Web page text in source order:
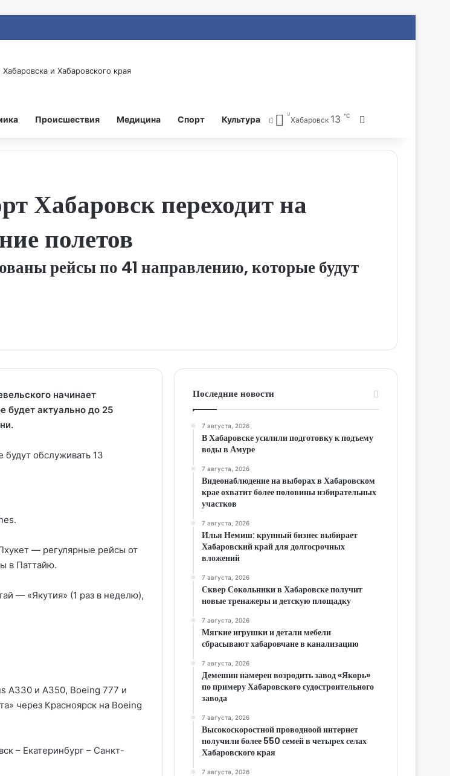
Происшествия Медицина Спорт Культура Хабаровск 13 ℃
Хабаровск переходит на
полетов
рейсы по 41 направлению, которые будут
начинает
будет актуально до 25
обслуживать 13
— регулярные рейсы от
в Паттайю.
— «Якутия» (1 раз в неделю),
A330 и A350, Boeing 777 и
через Красноярск на Boeing
– Екатеринбург – Санкт-
Последние новости
7 августа, 2026
В Хабаровске усилили подготовку к подъему
воды в Амуре
7 августа, 2026
Видеонаблюдение на выборах в Хабаровском
крае охватит более половины избирательных
участков
7 августа, 2026
Илья Немиш: крупный бизнес выбирает
Хабаровский край для долгосрочных
вложений
7 августа, 2026
Сквер Сокольники в Хабаровске получит
новые тренажеры и детскую площадку
7 августа, 2026
Мягкие игрушки и детали мебели
сбрасывают хабаровчане в канализацию
7 августа, 2026
Демешин намерен возродить завод «Якорь»
по примеру Хабаровского судостроительного
завода
7 августа, 2026
Высокоскоростной проводноой интернет
получили более 550 семей в четырех селах
Хабаровского края
7 августа, 2026